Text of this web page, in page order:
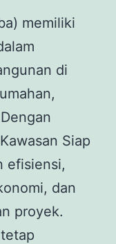
memiliki
di
Siap
efisiensi,
dan
proyek.